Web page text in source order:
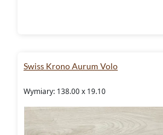
Swiss Krono Aurum Volo
Wymiary: 138.00 x 19.10